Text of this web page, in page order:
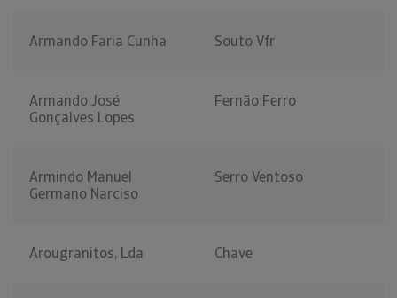
Armando Faria Cunha Souto Vfr
Armando José
Gonçalves Lopes
Fernão Ferro
Armindo Manuel
Germano Narciso
Serro Ventoso
Arougranitos, Lda Chave